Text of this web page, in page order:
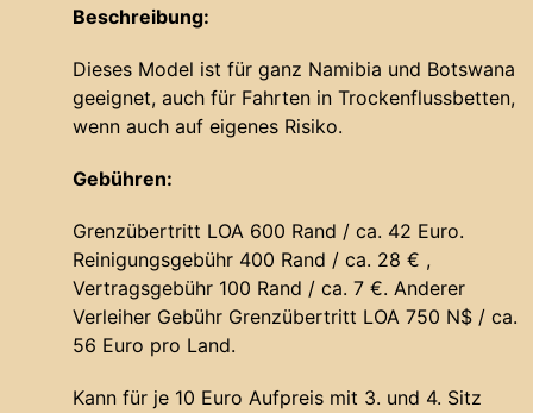
Beschreibung:
Dieses Model ist für ganz Namibia und Botswana
geeignet, auch für Fahrten in Trockenflussbetten,
wenn auch auf eigenes Risiko.
Gebühren:
Grenzübertritt LOA 600 Rand / ca. 42 Euro.
Reinigungsgebühr 400 Rand / ca. 28 € ,
Vertragsgebühr 100 Rand / ca. 7 €. Anderer
Verleiher Gebühr Grenzübertritt LOA 750 N$ / ca.
56 Euro pro Land.
Kann für je 10 Euro Aufpreis mit 3. und 4. Sitz